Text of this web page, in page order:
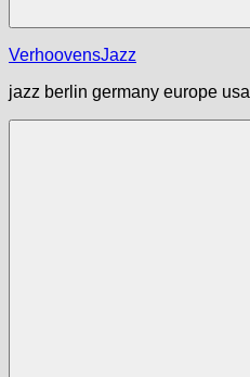
VerhoovensJazz
jazz berlin germany europe usa